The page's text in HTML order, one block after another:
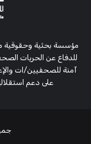
للدفاع عن الحريات
آمنة للصحفيين/ات
على دعم